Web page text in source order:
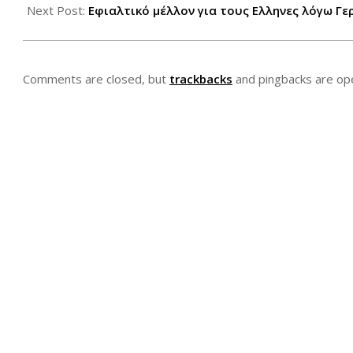
03
Next Post: Εφιαλτικό μέλλον για τους Ελληνες λόγω
Comments are closed, but trackbacks and pingbacks are